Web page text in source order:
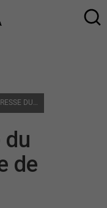
POINT DE PRESSE DU PREMIER MINISTRE DE L’ONTARIO JEUDI
du
de